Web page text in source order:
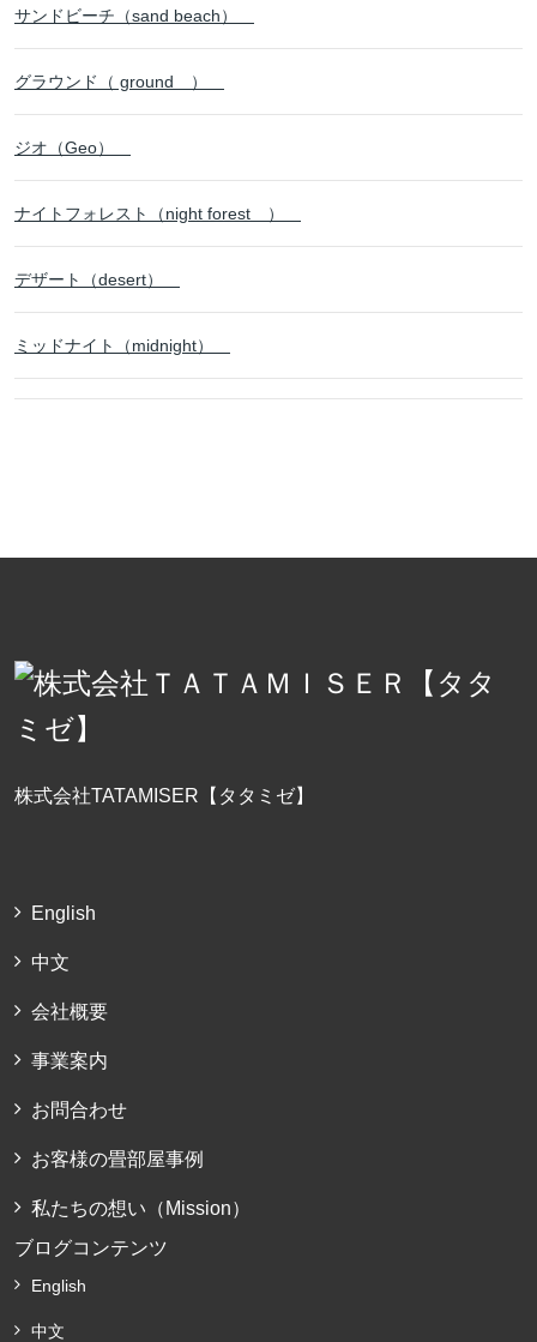
サンドビーチ（sand beach）
グラウンド（ ground ）
ジオ（Geo）
ナイトフォレスト（night forest ）
デザート（desert）
ミッドナイト（midnight）
株式会社TATAMISER【タタミゼ】
English
中文
会社概要
事業案内
お問合わせ
お客様の畳部屋事例
私たちの想い（Mission）
ブログコンテンツ
English
中文